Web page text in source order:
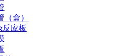
（盒）
应板